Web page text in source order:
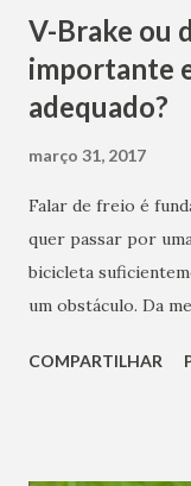
V-Brake ou
importante
adequado?
março 31, 2017
Falar de freio é
quer passar por
bicicleta
um obstáculo. Da
de levar um belo
COMPARTILHAR